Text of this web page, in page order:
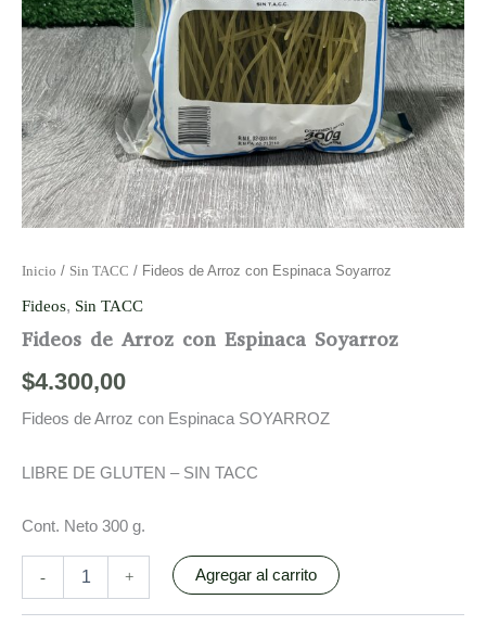
Inicio / Sin TACC / Fideos de Arroz con Espinaca Soyarroz
Fideos, Sin TACC
Fideos de Arroz con Espinaca Soyarroz
$4.300,00
Fideos de Arroz con Espinaca SOYARROZ
LIBRE DE GLUTEN – SIN TACC
Cont. Neto 300 g.
- + Agregar al carrito